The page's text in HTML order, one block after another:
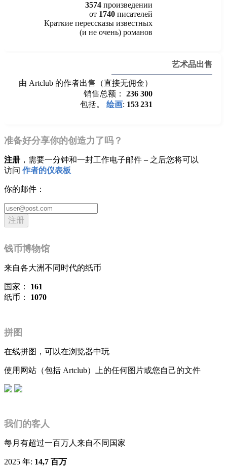
3574произведении
от 1740писателей
Краткие перессказы известных
(и не очень) романов
艺术品出售
由 Artclub 的作者出售（直接无佣金）
销售总额： 236 300
包括。 绘画: 153 231
准备好分享你的创造力了吗？
注册 ，需要一分钟和一封工作电子邮件 – 之后您将可以
访问 作者的仪表板
你的邮件：
注册
钱币博物馆
来自各大洲不同时代的纸币
国家： 161
纸币： 1070
拼图
在线拼图，可以在浏览器中玩
使用网站（包括 Artclub）上的任何图片或您自己的文件
我们的客人
每月有超过一百万人来自不同国家
2025 年: 14,7 百万